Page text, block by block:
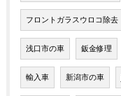
フロントガラスウロコ除去
浅口市の車 鈑金修理
輸入車 新潟市の車